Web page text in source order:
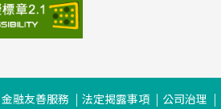
金融友善服務 法定揭露事項 公司治理